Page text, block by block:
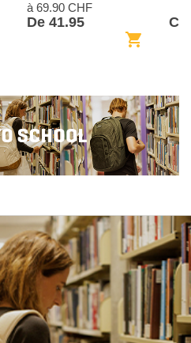
à 69.90 CHF
De 41.95
shopping_cart